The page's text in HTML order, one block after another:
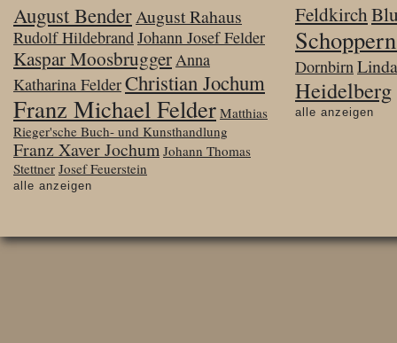
August BenderAugust Rahaus
Rudolf HildebrandJohann Josef Felder
Kaspar Moosbrugger Anna
Katharina FelderChristian Jochum
Franz Michael Felder Matthias
Rieger'sche Buch- und Kunsthandlung
Franz Xaver Jochum Johann Thomas
Stettner Josef Feuerstein
alle anzeigen
Feldkirch
Dornbirn
Heidelberg
alle anzeigen